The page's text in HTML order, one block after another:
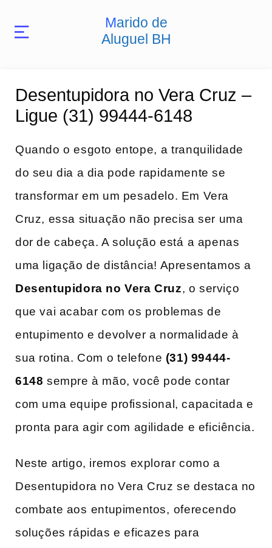
Marido de
Aluguel BH
Desentupidora no Vera Cruz –
Ligue (31) 99444-6148
Quando o esgoto entope, ⁤a tranquilidade
do seu dia ​a dia pode rapidamente se
transformar em um pesadelo. Em Vera
Cruz, essa‌ situação não precisa ser uma
dor de cabeça. A solução está ⁢a apenas
uma ligação de distância! Apresentamos a
Desentupidora no Vera Cruz, o serviço
que vai acabar com​ os problemas de
entupimento e devolver a normalidade à
sua rotina. Com o⁣ telefone (31) 99444-
6148 sempre à mão, você pode contar
com uma equipe profissional, capacitada e
pronta para agir ​com agilidade e eficiência.
Neste artigo, iremos explorar como a
Desentupidora no​ Vera Cruz se destaca no
combate​ aos ⁢entupimentos, ⁣oferecendo
soluções rápidas e‍ eficazes para ​